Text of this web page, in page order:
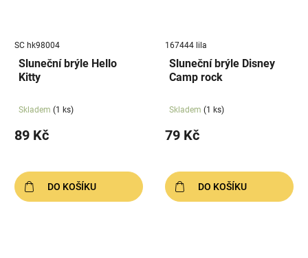
SC hk98004
Sluneční brýle Hello
Kitty
Skladem (1 ks)
89 Kč
DO KOŠÍKU
167444 lila
Sluneční brýle Disney
Camp rock
Skladem (1 ks)
79 Kč
DO KOŠÍKU